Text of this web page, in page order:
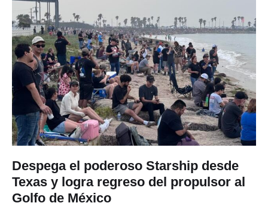
Despega el poderoso Starship desde
Texas y logra regreso del propulsor al
Golfo de México